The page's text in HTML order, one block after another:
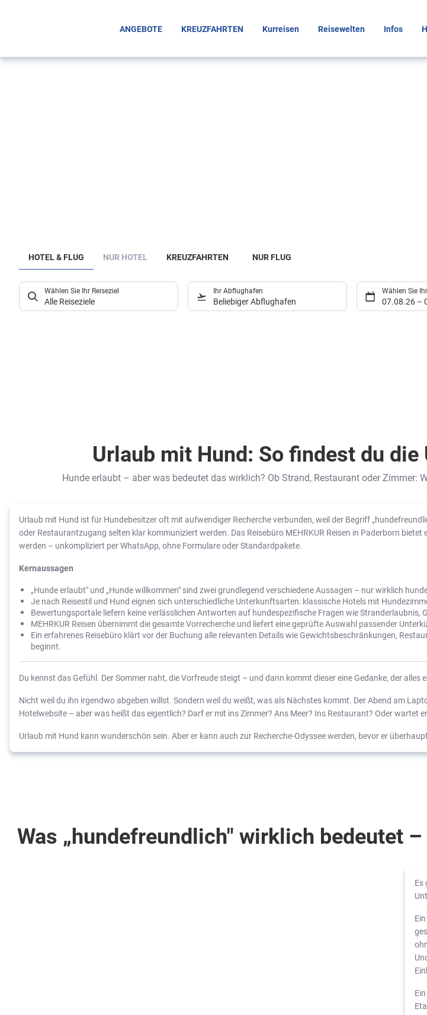
ANGEBOTE KREUZFAHRTEN Kurreisen Reisewelten Infos
HOTEL & FLUG NUR HOTEL KREUZFAHRTEN NUR FLUG
Wählen Sie Ihr Reiseziel
Alle Reiseziele
Ihr Abflughafen
Beliebiger Abflughafen
Wählen Sie
07.08.26 –
Urlaub mit Hund: So findest du
Hunde erlaubt – aber was bedeutet das wirklich? Ob Strand, Restaurant oder Zimmer:
Urlaub mit Hund ist für Hundebesitzer oft mit aufwendiger Recherche verbunden, weil der Begriff
oder Restaurantzugang selten klar kommuniziert werden. Das Reisebüro MEHRKUR Reisen in Paderborn
werden – unkompliziert per WhatsApp, ohne Formulare oder Standardpakete.
Kernaussagen
„Hunde erlaubt" und „Hunde willkommen" sind zwei grundlegend verschiedene Aussagen – nur wirklich
Je nach Reisestil und Hund eignen sich unterschiedliche Unterkunftsarten: klassische Hotels mit
Bewertungsportale liefern keine verlässlichen Antworten auf hundespezifische Fragen wie Stranderlaubnis,
MEHRKUR Reisen übernimmt die gesamte Vorrecherche und liefert eine geprüfte Auswahl passender
Ein erfahrenes Reisebüro klärt vor der Buchung alle relevanten Details wie Gewichtsbeschränkungen,
beginnt.
Du kennst das Gefühl. Der Sommer naht, die Vorfreude steigt – und dann kommt dieser eine Gedanke, der alles
Nicht weil du ihn irgendwo abgeben willst. Sondern weil du weißt, was als Nächstes kommt. Der Abend am
Hotelwebsite – aber was heißt das eigentlich? Darf er mit ins Zimmer? Ans Meer? Ins Restaurant? Oder wartet
Urlaub mit Hund kann wunderschön sein. Aber er kann auch zur Recherche-Odyssee werden, bevor er
Was „hundefreundlich" wirklich bedeutet
Es